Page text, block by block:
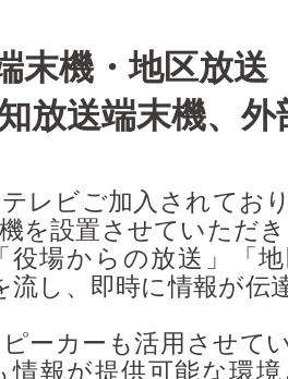
末機・地区放送
放送端末機、
レビご加入されてお
を設置させていただ
役場からの放送」「
流し、即時に情報が伝
ーカーも活用させて
情報が提供可能な環